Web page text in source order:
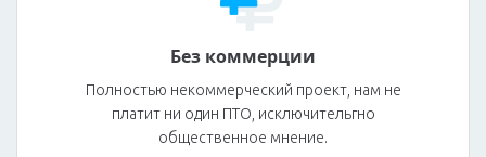
Без коммерции
Полностью некоммерческий проект, нам не
платит ни один ПТО, исключительгно
общественное мнение.